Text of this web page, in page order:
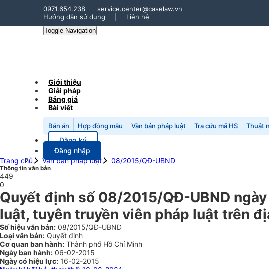
0971.654.238
service.center@caselaw.vn
Hướng dẫn sử dụng
Liên hệ
Toggle Navigation
Giới thiệu
Giải pháp
Bảng giá
Bài viết
Bản án Hợp đồng mẫu Văn bản pháp luật Tra cứu mã HS Thuật
Đăng ký
Đăng nhập
Trang chủ
Văn bản pháp luật 08/2015/QĐ-UBND
Thông tin văn bản
449
0
Quyết định số 08/2015/QĐ-UBND
luật, tuyên truyền viên pháp luật trên
Số hiệu văn bản: 08/2015/QĐ-UBND
Loại văn bản: Quyết định
Cơ quan ban hành: Thành phố Hồ Chí Minh
Ngày ban hành: 06-02-2015
Ngày có hiệu lực: 16-02-2015